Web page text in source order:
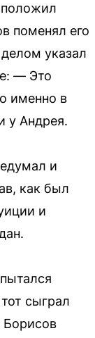
положил
поменял его
указал
— Это
именно в
у Андрея.
и
как был
и
сыграл
Борисов